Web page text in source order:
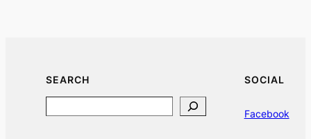
SEARCH SOCIAL
Facebook